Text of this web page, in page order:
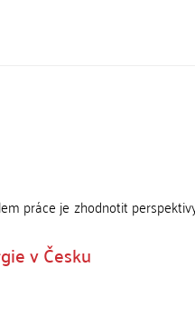
práce je zhodnotit
v Česku